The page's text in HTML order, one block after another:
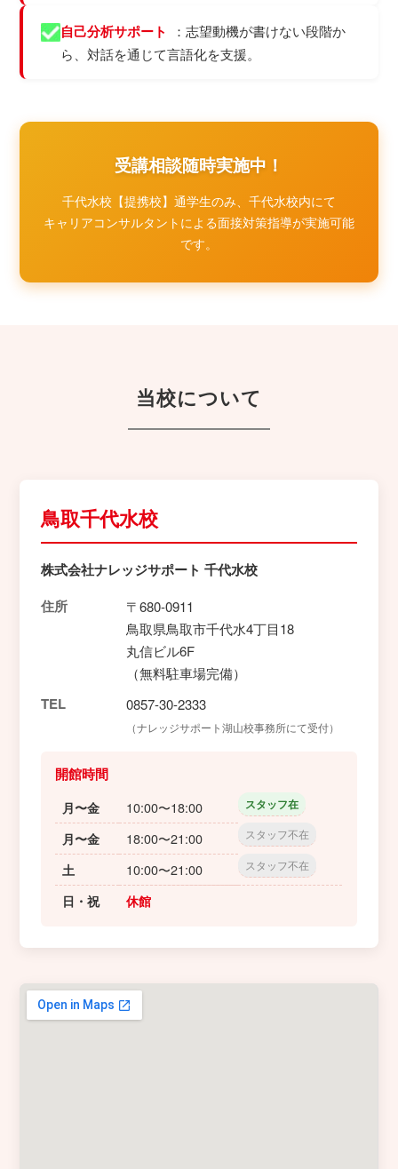
自己分析サポート
：志望動機が書けない段階か
ら、対話を通じて言語化を支援。
受講相談随時実施中！
千代水校【提携校】通学生のみ、千代水校内にて
キャリアコンサルタントによる面接対策指導が実施可能
です。
当校について
鳥取千代水校
株式会社ナレッジサポート 千代水校
住所
〒680-0911
鳥取県鳥取市千代水4丁目18
丸信ビル6F
（無料駐車場完備）
TEL 0857-30-2333
（ナレッジサポート湖山校事務所にて受付）
開館時間
月〜金 10:00〜18:00 スタッフ在
月〜金 18:00〜21:00 スタッフ不在
土 10:00〜21:00 スタッフ不在
日・祝 休館